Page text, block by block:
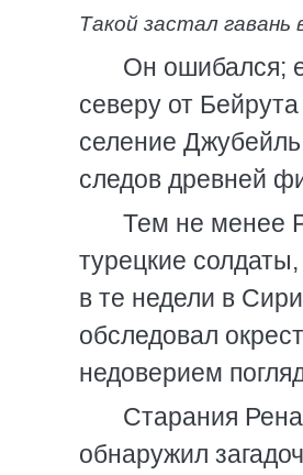
Такой застал
Он ошибался;
северу от
селение
следов древней
Тем не менее
турецкие
в те недели в
обследовал
недоверием
Старания
обнаружил